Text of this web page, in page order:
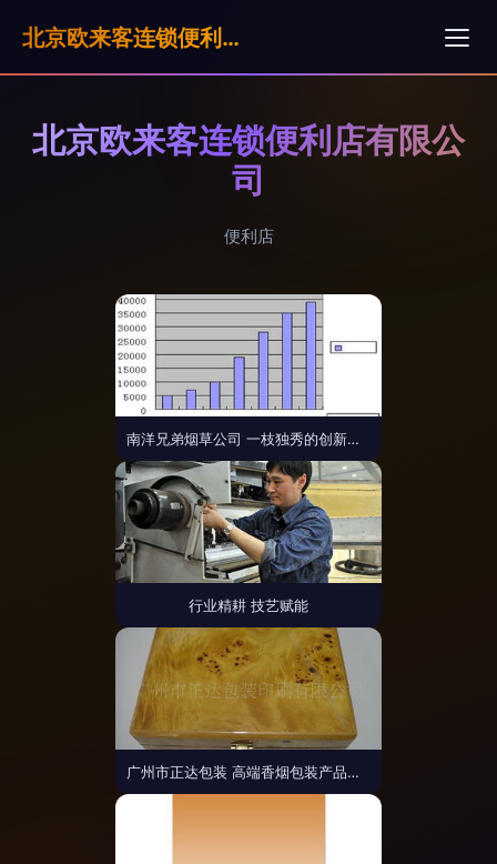
北京欧来客连锁便利店有限公司
北京欧来客连锁便利店有限公
司
便利店
南洋兄弟烟草公司 一枝独秀的创新标兵
行业精耕 技艺赋能
广州市正达包装 高端香烟包装产品列表及其特点解析